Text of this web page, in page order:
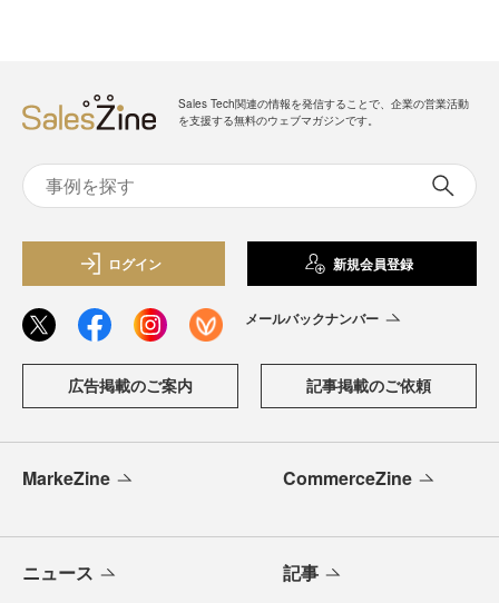
Sales Tech関連の情報を発信することで、企業の営業活動
を支援する無料のウェブマガジンです。
ログイン 新規会員登録
メールバックナンバー
広告掲載のご案内 記事掲載のご依頼
MarkeZine CommerceZine
ニュース 記事